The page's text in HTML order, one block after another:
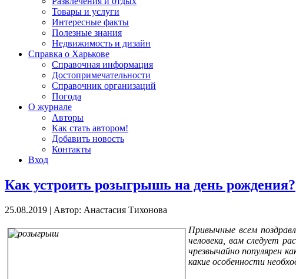
Товары и услуги
Интересные факты
Полезные знания
Недвижимость и дизайн
Справка о Харькове
Справочная информация
Достопримечательности
Справочник организаций
Погода
О журнале
Авторы
Как стать автором!
Добавить новость
Контакты
Вход
Как устроить розыгрышь на день рождения?
25.08.2019 | Автор: Анастасия Тихонова
Привычные всем
человека, вам следует
чрезвычайно популярен
какие особенности